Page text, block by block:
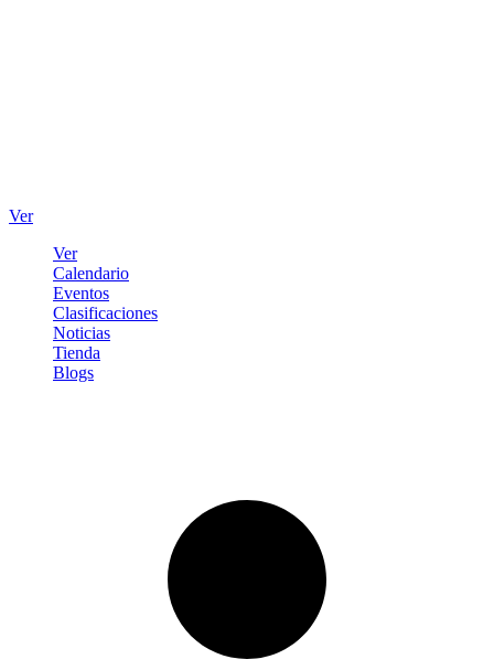
Ver
Ver
Calendario
Eventos
Clasificaciones
Noticias
Tienda
Blogs